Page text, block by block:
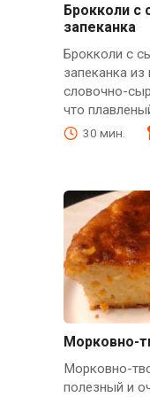
Брокколи с
запеканка
Брокколи с
запеканка
словочно-
что
30 мин.
Морковно-
Морковно-
полезный и